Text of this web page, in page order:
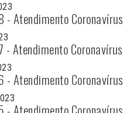
- Atendimento Coronavírus
- Atendimento Coronavírus
- Atendimento Coronavírus